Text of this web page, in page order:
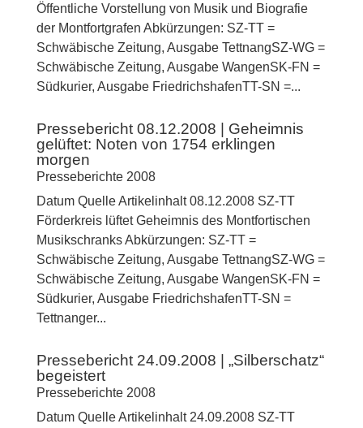
Öffentliche Vorstellung von Musik und Biografie
der Montfortgrafen Abkürzungen: SZ-TT =
Schwäbische Zeitung, Ausgabe TettnangSZ-WG =
Schwäbische Zeitung, Ausgabe WangenSK-FN =
Südkurier, Ausgabe FriedrichshafenTT-SN =...
Pressebericht 08.12.2008 | Geheimnis
gelüftet: Noten von 1754 erklingen
morgen
Presseberichte 2008
Datum Quelle Artikelinhalt 08.12.2008 SZ-TT
Förderkreis lüftet Geheimnis des Montfortischen
Musikschranks Abkürzungen: SZ-TT =
Schwäbische Zeitung, Ausgabe TettnangSZ-WG =
Schwäbische Zeitung, Ausgabe WangenSK-FN =
Südkurier, Ausgabe FriedrichshafenTT-SN =
Tettnanger...
Pressebericht 24.09.2008 | „Silberschatz“
begeistert
Presseberichte 2008
Datum Quelle Artikelinhalt 24.09.2008 SZ-TT